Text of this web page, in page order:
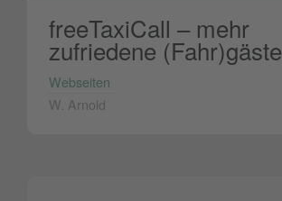
freeTaxiCall – mehr
zufriedene (Fahr)gäste
Webseiten
W. Arnold